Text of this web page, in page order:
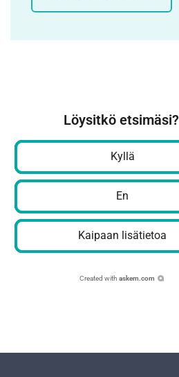
Löysitkö etsimäsi?
Kyllä
En
Kaipaan lisätietoa
Created with askem.com